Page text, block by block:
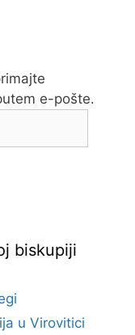
e-pošte.
biskupiji
u Virovitici